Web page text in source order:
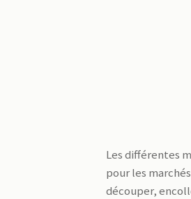
Les différentes
pour les
découper,